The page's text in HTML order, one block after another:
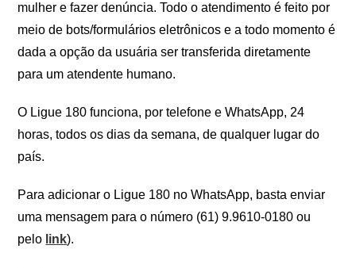
mulher e fazer denúncia. Todo o atendimento é feito por
meio de bots/formulários eletrônicos e a todo momento é
dada a opção da usuária ser transferida diretamente
para um atendente humano.
O Ligue 180 funciona, por telefone e WhatsApp, 24
horas, todos os dias da semana, de qualquer lugar do
país.
Para adicionar o Ligue 180 no WhatsApp, basta enviar
uma mensagem para o número (61) 9.9610-0180 ou
pelo link).